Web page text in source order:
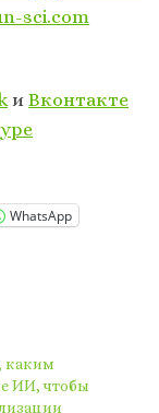
sci.com
иВконтакте
WhatsApp
каким
ИИ, чтобы